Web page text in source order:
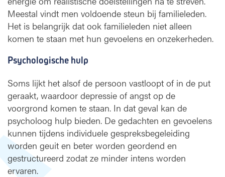
m
Meestal vindt men voldoende steun bij familieleden.
Het is belangrijk dat ook familieleden niet alleen
komen te staan met hun gevoelens en onzekerheden.
Psychologische hulp
Soms lijkt het alsof de persoon vastloopt of in de put
geraakt, waardoor depressie of angst op de
voorgrond komen te staan. In dat geval kan de
psycholoog hulp bieden. De gedachten en gevoelens
kunnen tijdens individuele gespreksbegeleiding
worden geuit en beter worden geordend en
gestructureerd zodat ze minder intens worden
ervaren.